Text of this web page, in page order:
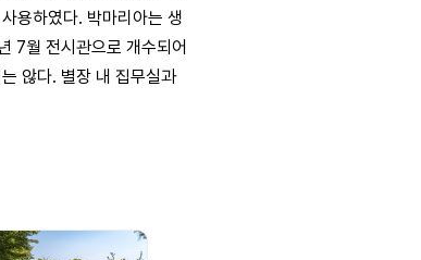
용하였다. 박마리아는 생
7월 전시관으로 개수되어
않다. 별장 내 집무실과